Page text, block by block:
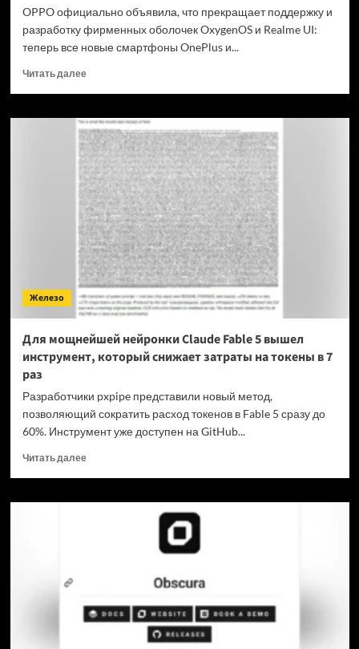
OPPO официально объявила, что прекращает поддержку и
разработку фирменных оболочек OxygenOS и Realme UI:
теперь все новые смартфоны OnePlus и...
Читать далееПрочитать
OPPO
прекращает
поддержку
OxygenOS
и
Realme
UI
—
OnePlus
и
realme
полностью
переходят
на
Железо
Для мощнейшей нейронки Claude Fable 5 вышел
инструмент, который снижает затраты на токены в 7
раз
Разработчики pxpipe представили новый метод,
позволяющий сократить расход токенов в Fable 5 сразу до
60%. Инструмент уже доступен на GitHub...
Читать далееПрочитать
Для
инструмент,
который